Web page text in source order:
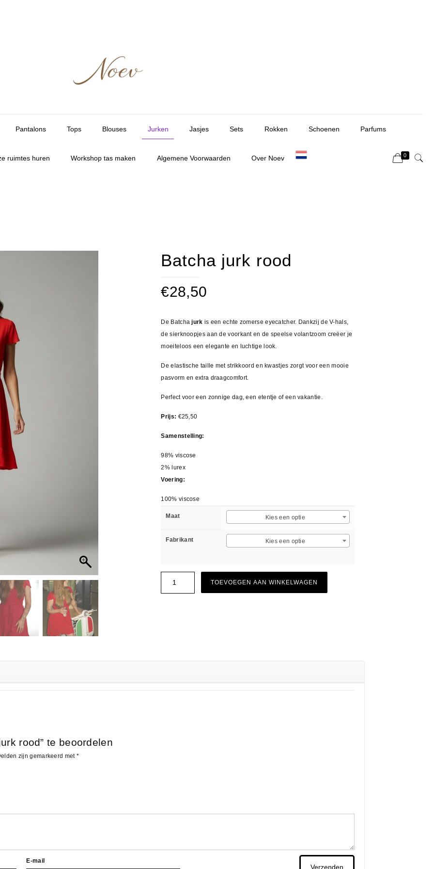
Pantalons Tops Blouses Jurken Jasjes Sets Rokken Schoenen Parfums
ruimtes huren Workshop tas maken Algemene Voorwaarden Over Noev 0
Batcha jurk rood
€28,50
De Batchajurk is een echte zomerse eyecatcher. Dankzij de V-hals,
de sierknoopjes aan de voorkant en de speelse volantzoom creëer je
moeiteloos een elegante en luchtige look.
De elastische taille met strikkoord en kwastjes zorgt voor een mooie
pasvorm en extra draagcomfort.
Perfect voor een zonnige dag, een etentje of een vakantie.
Prijs: €25,50
Samenstelling:
98% viscose
2% lurex
Voering:
100% viscose
Maat Kies een optie
Fabrikant Kies een optie
TOEVOEGEN AAN WINKELWAGEN
rood” te beoordelen
zijn gemarkeerd met *
E-mail